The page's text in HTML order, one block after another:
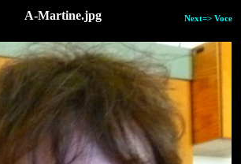
A-Martine.jpg Next=> Voce